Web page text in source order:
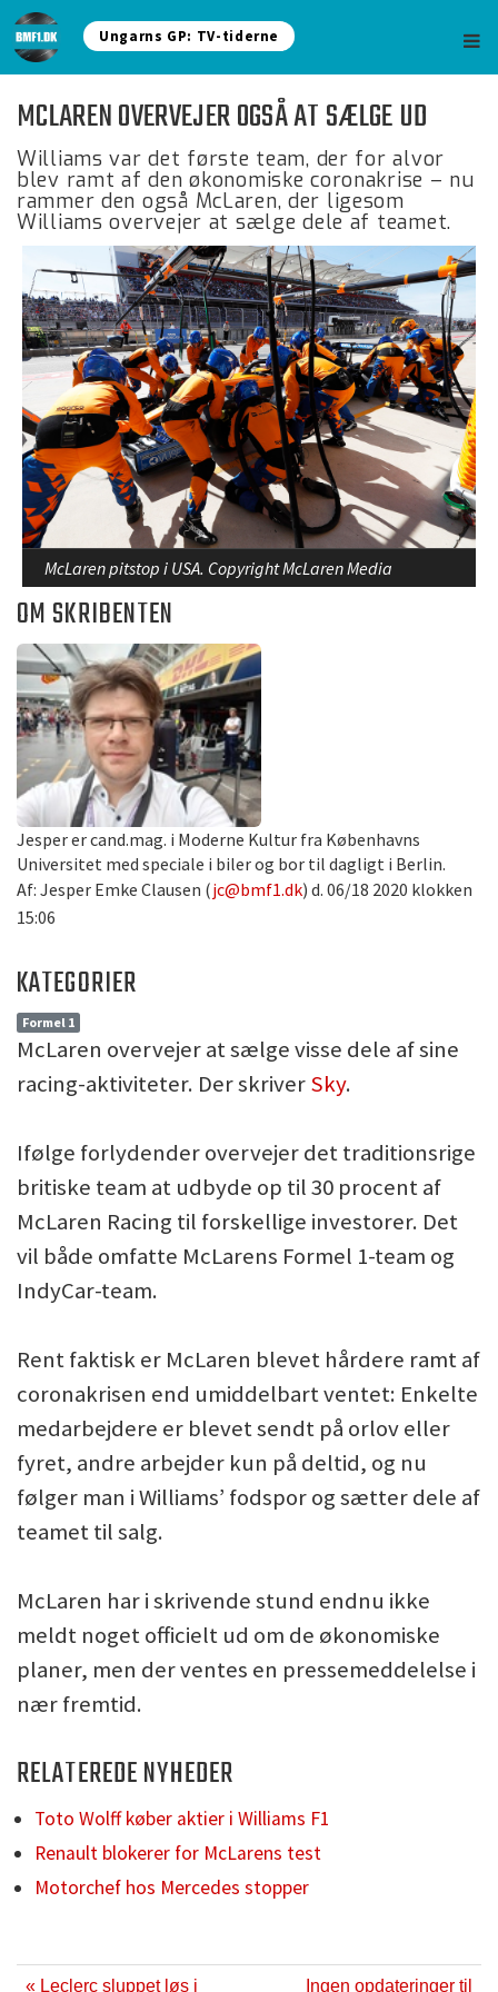
Ungarns GP: TV-tiderne
MCLAREN OVERVEJER OGSÅ AT SÆLGE UD
Williams var det første team, der for alvor
blev ramt af den økonomiske coronakrise – nu
rammer den også McLaren, der ligesom
Williams overvejer at sælge dele af teamet.
McLaren pitstop i USA. Copyright McLaren Media
OM SKRIBENTEN
Jesper er cand.mag. i Moderne Kultur fra Københavns
Universitet med speciale i biler og bor til dagligt i Berlin.
Af: Jesper Emke Clausen (jc@bmf1.dk) d. 06/18 2020 klokken
15:06
KATEGORIER
Formel 1
McLaren overvejer at sælge visse dele af sine
racing-aktiviteter. Der skriverSky.
Ifølge forlydender overvejer det traditionsrige
britiske team at udbyde op til 30 procent af
McLaren Racing til forskellige investorer. Det
vil både omfatte McLarens Formel 1-team og
IndyCar-team.
Rent faktisk er McLaren blevet hårdere ramt af
coronakrisen end umiddelbart ventet: Enkelte
medarbejdere er blevet sendt på orlov eller
fyret, andre arbejder kun på deltid, og nu
følger man i Williams’ fodspor og sætter dele af
teamet til salg.
McLaren har i skrivende stund endnu ikke
meldt noget officielt ud om de økonomiske
planer, men der ventes en pressemeddelelse i
nær fremtid.
RELATEREDE NYHEDER
Toto Wolff køber aktier i Williams F1
Renault blokerer for McLarens test
Motorchef hos Mercedes stopper
« Leclerc sluppet løs i Ingen opdateringer til